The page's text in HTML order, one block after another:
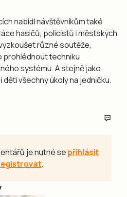
nabídl návštěvníkům také
hasičů, policistů i městských
různé soutěže,
prohlédnout techniku
systému. A stejně jako
děti všechny úkoly na jedničku.
je nutné se přihlásit
.